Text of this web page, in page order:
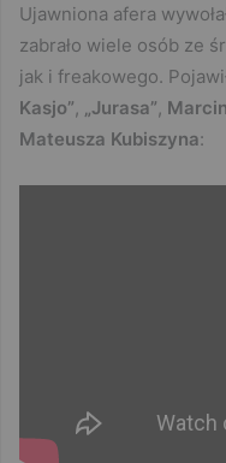
Ujawniona afera
zabrało wiele osób ze
jak i freakowego.
Kasjo”, „Jurasa”,
Mateusza Kubiszyna: